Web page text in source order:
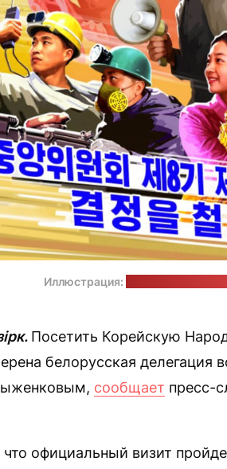
Иллюстрация:
Посетить Корейскую
белорусская делегация
сообщает пресс-
что официальный визит